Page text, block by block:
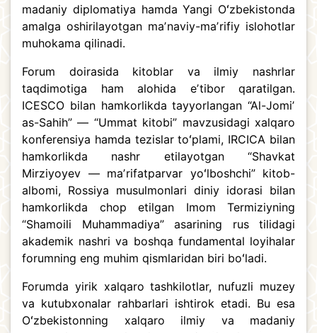
madaniy diplomatiya hamda Yangi Oʻzbekistonda
amalga oshirilayotgan maʼnaviy-maʼrifiy islohotlar
muhokama qilinadi.
Forum doirasida kitoblar va ilmiy nashrlar
taqdimotiga ham alohida eʼtibor qaratilgan.
ICESCO bilan hamkorlikda tayyorlangan “Al-Jomiʼ
as-Sahih” — “Ummat kitobi” mavzusidagi xalqaro
konferensiya hamda tezislar toʻplami, IRCICA bilan
hamkorlikda nashr etilayotgan “Shavkat
Mirziyoyev — maʼrifatparvar yoʻlboshchi” kitob-
albomi, Rossiya musulmonlari diniy idorasi bilan
hamkorlikda chop etilgan Imom Termiziyning
“Shamoili Muhammadiya” asarining rus tilidagi
akademik nashri va boshqa fundamental loyihalar
forumning eng muhim qismlaridan biri boʻladi.
Forumda yirik xalqaro tashkilotlar, nufuzli muzey
va kutubxonalar rahbarlari ishtirok etadi. Bu esa
Oʻzbekistonning xalqaro ilmiy va madaniy